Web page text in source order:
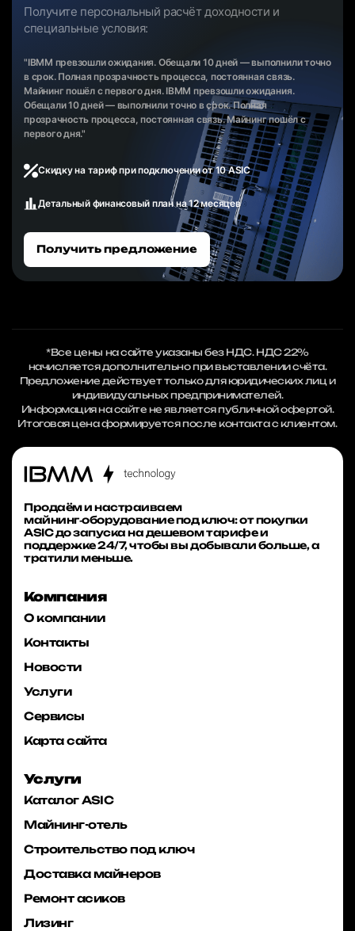
Получите персональный расчёт доходности и
специальные условия:
"IBMM превзошли ожидания. Обещали 10 дней — выполнили точно
в срок. Полная прозрачность процесса, постоянная связь.
Майнинг пошёл с первого дня. IBMM превзошли ожидания.
Обещали 10 дней — выполнили точно в срок. Полная
прозрачность процесса, постоянная связь. Майнинг пошёл с
первого дня."
Скидку на тариф при подключении от 10 ASIC
Детальный финансовый план на 12 месяцев
Получить предложение
*Все цены на сайте указаны без НДС. НДС 22%
начисляется дополнительно при выставлении счёта.
Предложение действует только для юридических лиц и
индивидуальных предпринимателей.
Информация на сайте не является публичной офертой.
Итоговая цена формируется после контакта с клиентом.
Продаём и настраиваем
майнинг‑оборудование под ключ: от покупки
ASIC до запуска на дешевом тарифе и
поддержке 24/7, чтобы вы добывали больше, а
тратили меньше.
Компания
О компании
Контакты
Новости
Услуги
Сервисы
Карта сайта
Услуги
Каталог ASIC
Майнинг-отель
Строительство под ключ
Доставка майнеров
Ремонт асиков
Лизинг